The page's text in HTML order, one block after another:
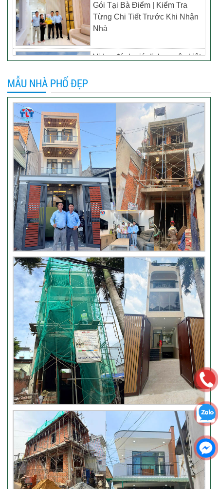
Gói Tại Bà Điểm | Kiểm Tra
Từng Chi Tiết Trước Khi Nhận
Nhà
Video đánh giá dịch vụ xây biệt
Thương
Khách hàng đánh giá dịch vụ
xây dựng của TLT
Đánh giá khách hàng xây nhà
tại Thủ Đức
Thi công móng nhà có sàn
vượt nhịp tại Hóc Môn
Đánh giá của khách hàng xây
nhà 3 tầng tại Thủ Đức
Video đánh giá của khách hàng
anh Hào Quận Gò Vấp-Xây
nhà trọn gói
MẪU NHÀ PHỐ ĐẸP